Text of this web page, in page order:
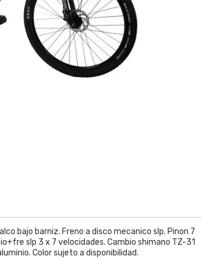
bajo barniz. Freno a disco mecanico slp. Pinon 7
slp 3 x 7 velocidades. Cambio shimano TZ-31
Color sujeto a disponibilidad.